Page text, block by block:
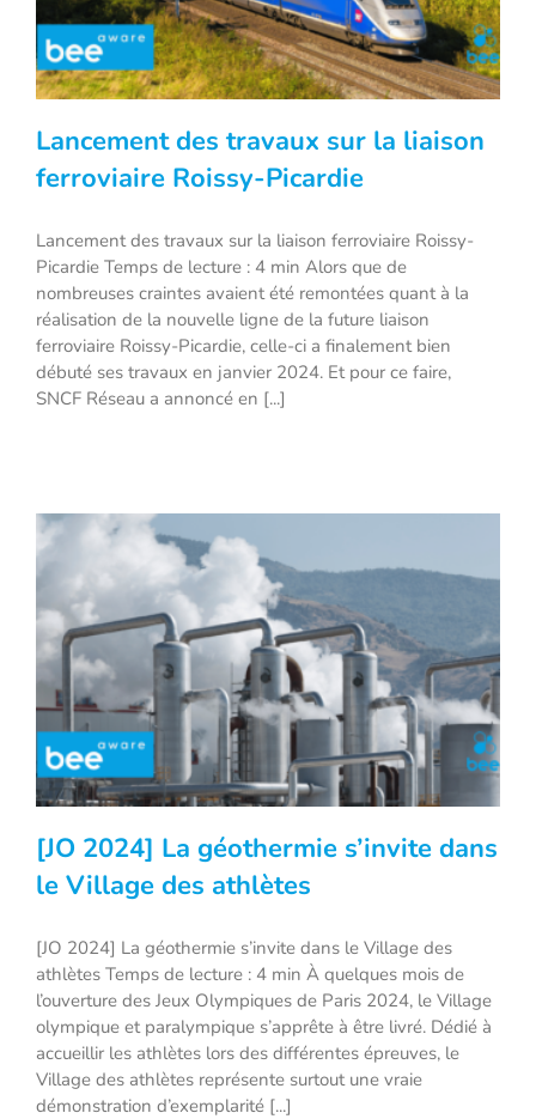
Lancement des travaux sur la liaison
ferroviaire Roissy-Picardie
Lancement des travaux sur la liaison
ferroviaire Roissy-Picardie
Lancement des travaux sur la liaison ferroviaire Roissy-
Picardie Temps de lecture : 4 min ​​Alors que de
nombreuses craintes avaient été remontées quant à la
réalisation de la nouvelle ligne de la future liaison
ferroviaire Roissy-Picardie, celle-ci a finalement bien
débuté ses travaux en janvier 2024. Et pour ce faire,
SNCF Réseau a annoncé en [...]
[JO 2024] La géothermie s’invite dans le
Village des athlètes
[JO 2024] La géothermie s’invite dans
le Village des athlètes
[JO 2024] La géothermie s’invite dans le Village des
athlètes Temps de lecture : 4 min À quelques mois de
l’ouverture des Jeux Olympiques de Paris 2024, le Village
olympique et paralympique s’apprête à être livré. Dédié à
accueillir les athlètes lors des différentes épreuves, le
Village des athlètes représente surtout une vraie
démonstration d’exemplarité [...]